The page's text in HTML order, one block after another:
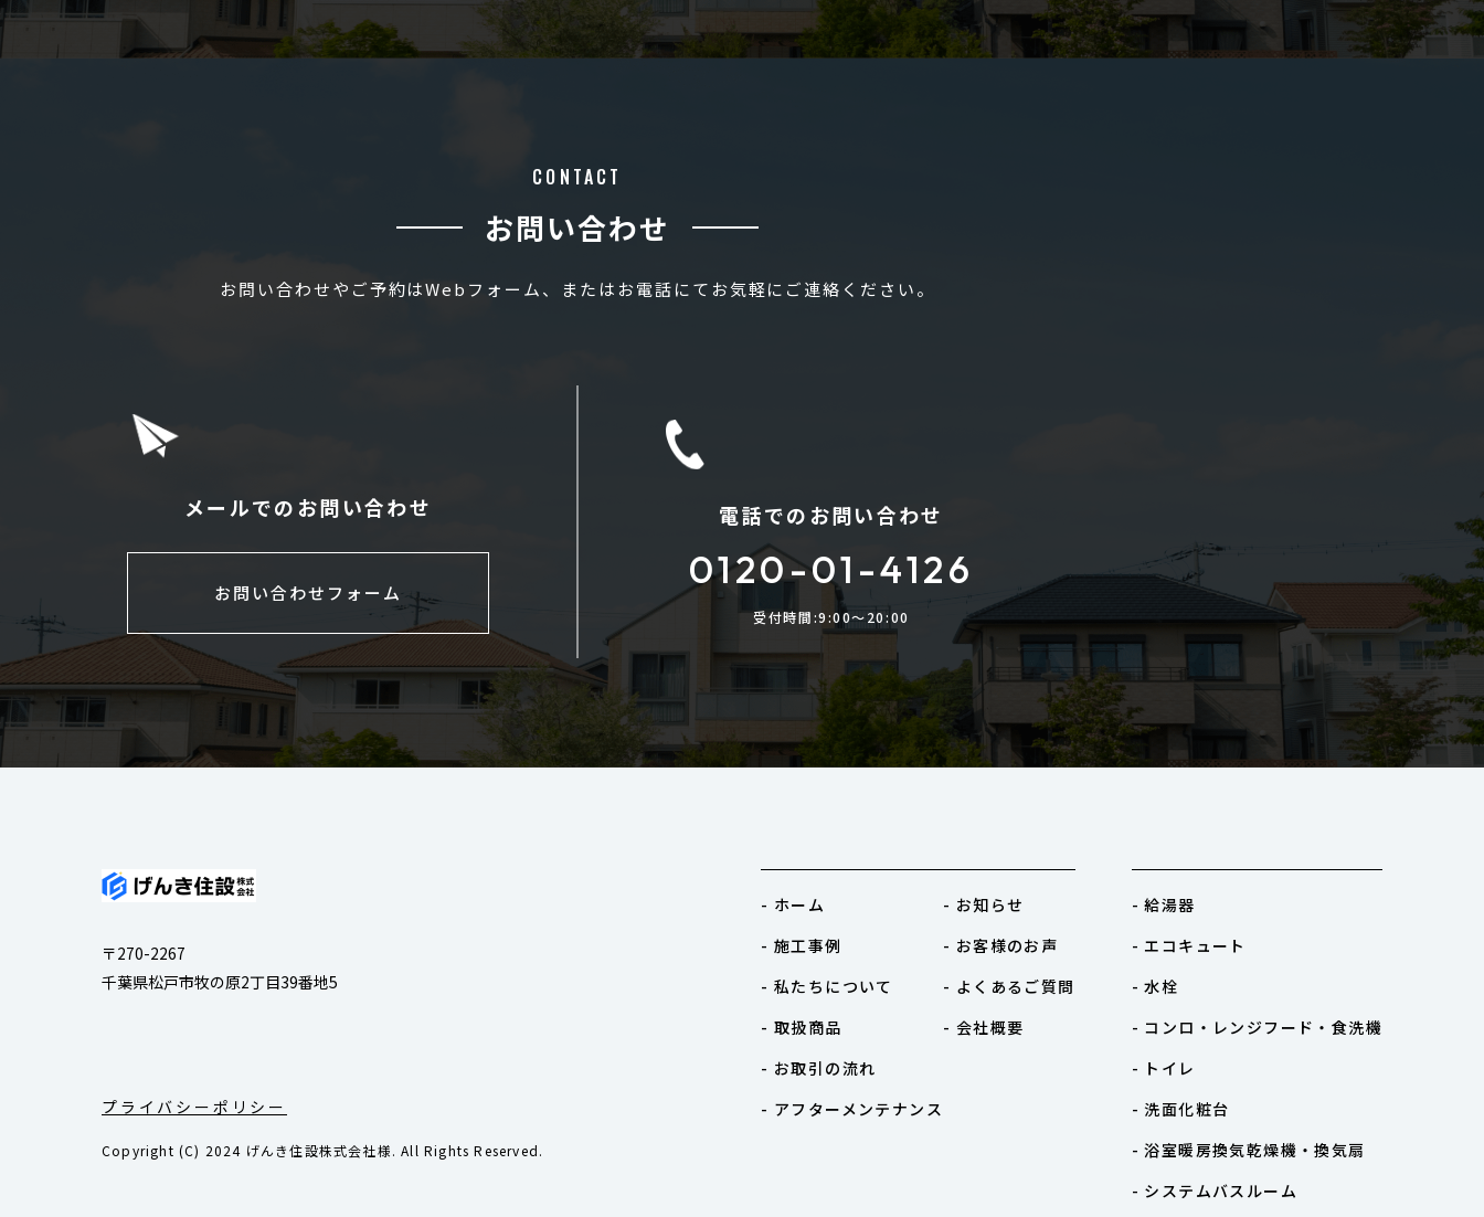
CONTACT
お問い合わせ
お問い合わせやご予約はWebフォーム、またはお電話にてお気軽にご連絡ください。
メールでのお問い合わせ
お問い合わせフォーム
電話でのお問い合わせ
0120-01-4126
受付時間:9:00〜20:00
〒270-2267
千葉県松戸市牧の原2丁目39番地5
プライバシーポリシー
Copyright (C) 2024 げんき住設株式会社様. All Rights Reserved.
- ホーム
- 施工事例
- 私たちについて
- 取扱商品
- お取引の流れ
- アフターメンテナンス
- お知らせ
- お客様のお声
- よくあるご質問
- 会社概要
- 給湯器
- エコキュート
- 水栓
- コンロ・レンジフード・食洗機
- トイレ
- 洗面化粧台
- 浴室暖房換気乾燥機・換気扇
- システムバスルーム